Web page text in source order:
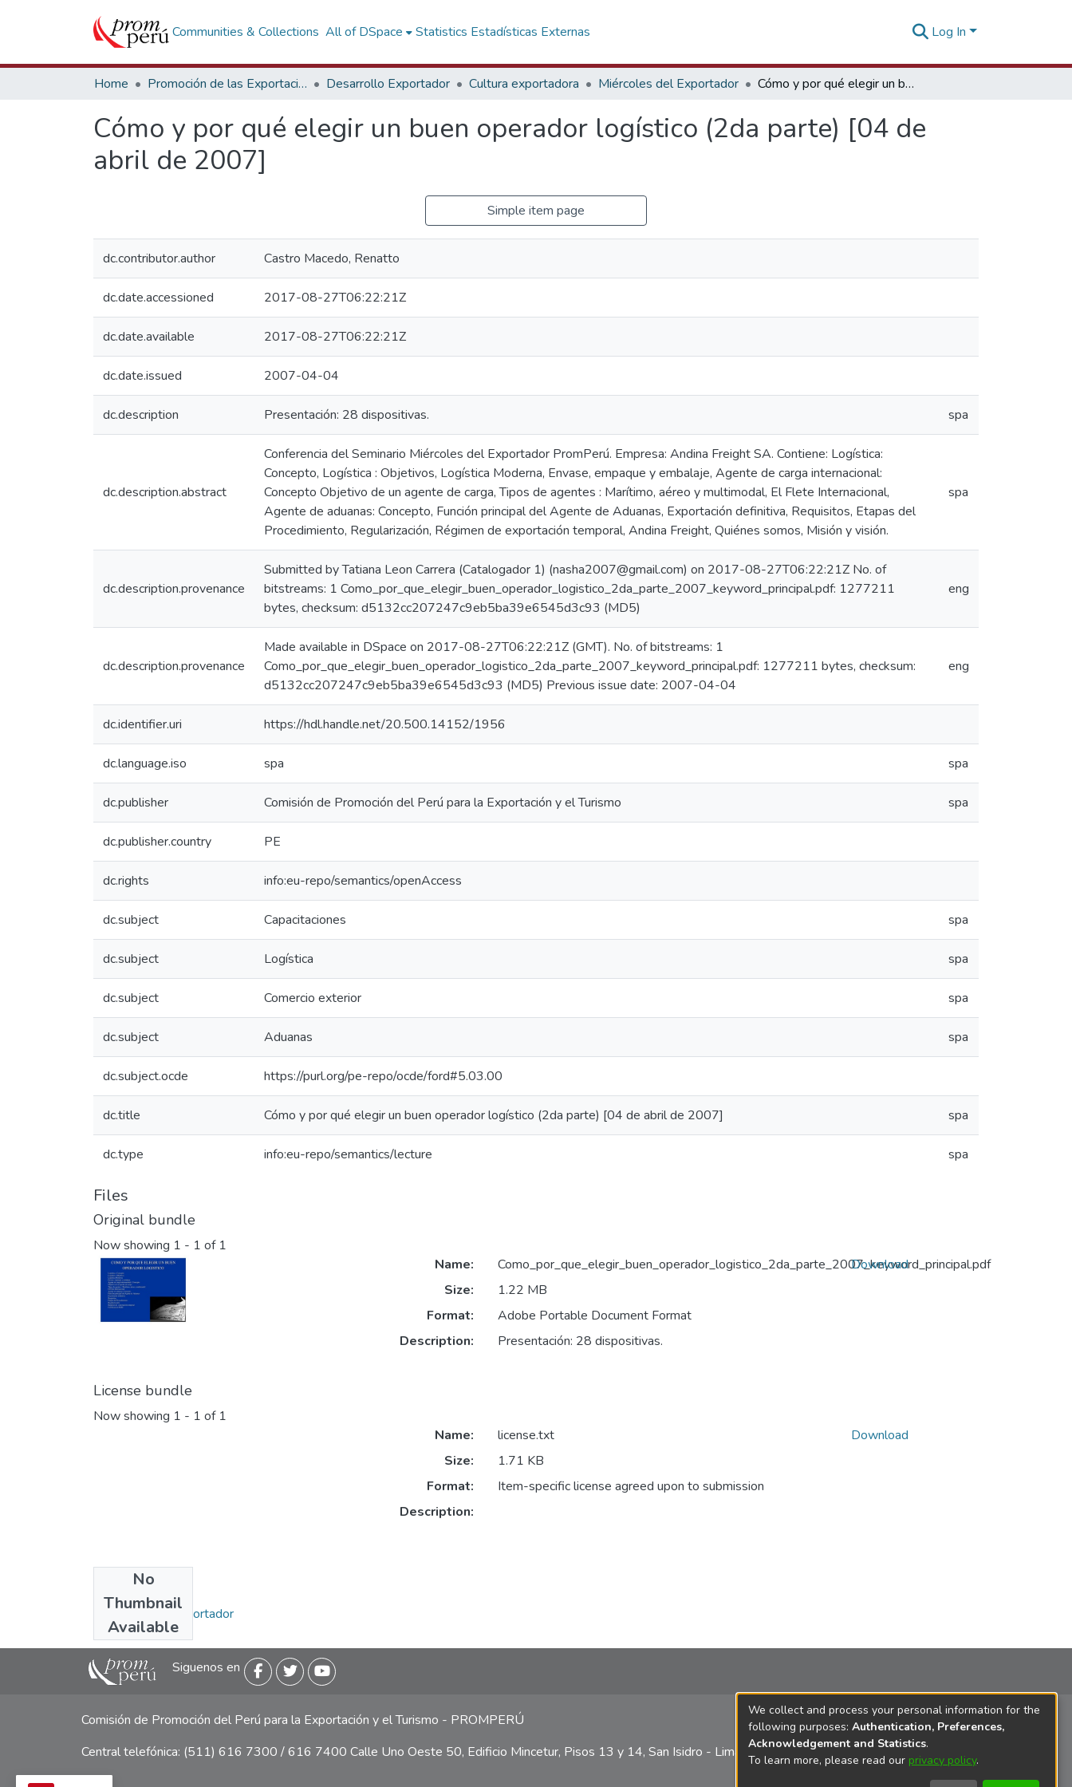
Communities & Collections All of DSpace Statistics Estadísticas Externas Log In
Home Promoción de las Exportaciones Desarrollo Exportador Cultura exportadora Miércoles del Exportador Cómo y por qué elegir un buen operador logístico (2da parte) [04 de abril de 2007]
Cómo y por qué elegir un buen operador logístico (2da parte) [04 de
abril de 2007]
Simple item page
dc.contributor.author Castro Macedo, Renatto
dc.date.accessioned 2017-08-27T06:22:21Z
dc.date.available 2017-08-27T06:22:21Z
dc.date.issued 2007-04-04
dc.description Presentación: 28 dispositivas. spa
dc.description.abstract
Conferencia del Seminario Miércoles del Exportador PromPerú. Empresa: Andina Freight SA. Contiene: Logística:
Concepto, Logística : Objetivos, Logística Moderna, Envase, empaque y embalaje, Agente de carga internacional:
Concepto Objetivo de un agente de carga, Tipos de agentes : Marítimo, aéreo y multimodal, El Flete Internacional,
Agente de aduanas: Concepto, Función principal del Agente de Aduanas, Exportación definitiva, Requisitos, Etapas del
Procedimiento, Regularización, Régimen de exportación temporal, Andina Freight, Quiénes somos, Misión y visión.
spa
dc.description.provenance
Submitted by Tatiana Leon Carrera (Catalogador 1) (nasha2007@gmail.com) on 2017-08-27T06:22:21Z No. of
bitstreams: 1 Como_por_que_elegir_buen_operador_logistico_2da_parte_2007_keyword_principal.pdf: 1277211
bytes, checksum: d5132cc207247c9eb5ba39e6545d3c93 (MD5)
eng
dc.description.provenance
Made available in DSpace on 2017-08-27T06:22:21Z (GMT). No. of bitstreams: 1
Como_por_que_elegir_buen_operador_logistico_2da_parte_2007_keyword_principal.pdf: 1277211 bytes, checksum:
d5132cc207247c9eb5ba39e6545d3c93 (MD5) Previous issue date: 2007-04-04
eng
dc.identifier.uri https://hdl.handle.net/20.500.14152/1956
dc.language.iso spa spa
dc.publisher Comisión de Promoción del Perú para la Exportación y el Turismo spa
dc.publisher.country PE
dc.rights info:eu-repo/semantics/openAccess
dc.subject Capacitaciones spa
dc.subject Logística spa
dc.subject Comercio exterior spa
dc.subject Aduanas spa
dc.subject.ocde https://purl.org/pe-repo/ocde/ford#5.03.00
dc.title Cómo y por qué elegir un buen operador logístico (2da parte) [04 de abril de 2007] spa
dc.type info:eu-repo/semantics/lecture spa
Files
Original bundle
Now showing 1 - 1 of 1
Name:
Como_por_que_elegir_buen_operador_logistico_2da_parte_2007_keyword_principal.pdf
Size:
1.22 MB
Format:
Adobe Portable Document Format
Description:
Presentación: 28 dispositivas.
Download
License bundle
Now showing 1 - 1 of 1
No
Thumbnail
Available
Name:
license.txt
Size:
1.71 KB
Format:
Item-specific license agreed upon to submission
Description:
Download
Collections
Miércoles del Exportador
Siguenos en
Comisión de Promoción del Perú para la Exportación y el Turismo - PROMPERÚ
Central telefónica: (511) 616 7300 / 616 7400 Calle Uno Oeste 50, Edificio Mincetur, Pisos 13 y 14, San Isidro - Lima
We collect and process your personal information for the
following purposes: Authentication, Preferences,
Acknowledgement and Statistics.
To learn more, please read our privacy policy.